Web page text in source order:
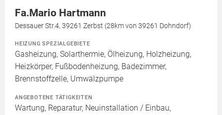
Fa.Mario Hartmann
Dessauer Str.4, 39261 Zerbst (28km von 39261 Dohndorf)
HEIZUNG SPEZIALGEBIETE
Gasheizung, Solarthermie, Ölheizung, Holzheizung,
Heizkörper, Fußbodenheizung, Badezimmer,
Brennstoffzelle, Umwälzpumpe
ANGEBOTENE TÄTIGKEITEN
Wartung, Reparatur, Neuinstallation / Einbau,